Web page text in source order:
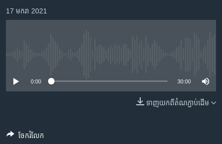
តែ​
ម្តង
រចនា
ចូល​
កម្ពុជាច្នៃប្រតិដ្ឋ
កម្មវិធីទាំងអស់
បណ្តាញ​សង្គម
17 មករា 2021
0:00 30:00
ទាញ​យក​ពី​តំណភ្ជាប់​ដើម
ចែករំលែក